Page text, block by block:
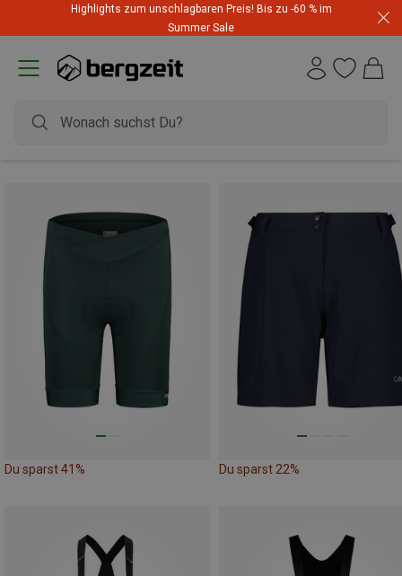
Highlights zum unschlagbaren Preis! Bis zu -60 % im
Summer Sale
Du sparst 41% Du sparst 22%